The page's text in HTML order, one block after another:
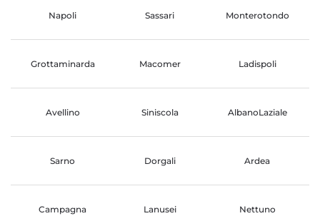
Napoli Sassari Monterotondo
Grottaminarda Macomer Ladispoli
Avellino Siniscola AlbanoLaziale
Sarno Dorgali Ardea
Campagna Lanusei Nettuno